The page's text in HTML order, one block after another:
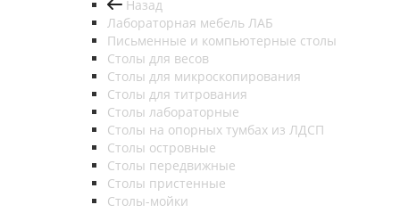
Назад
Лабораторная мебель ЛАБ
Письменные и компьютерные столы
Столы для весов
Столы для микроскопирования
Столы для титрования
Столы лабораторные
Столы на опорных тумбах из ЛДСП
Столы островные
Столы передвижные
Столы пристенные
Столы-мойки